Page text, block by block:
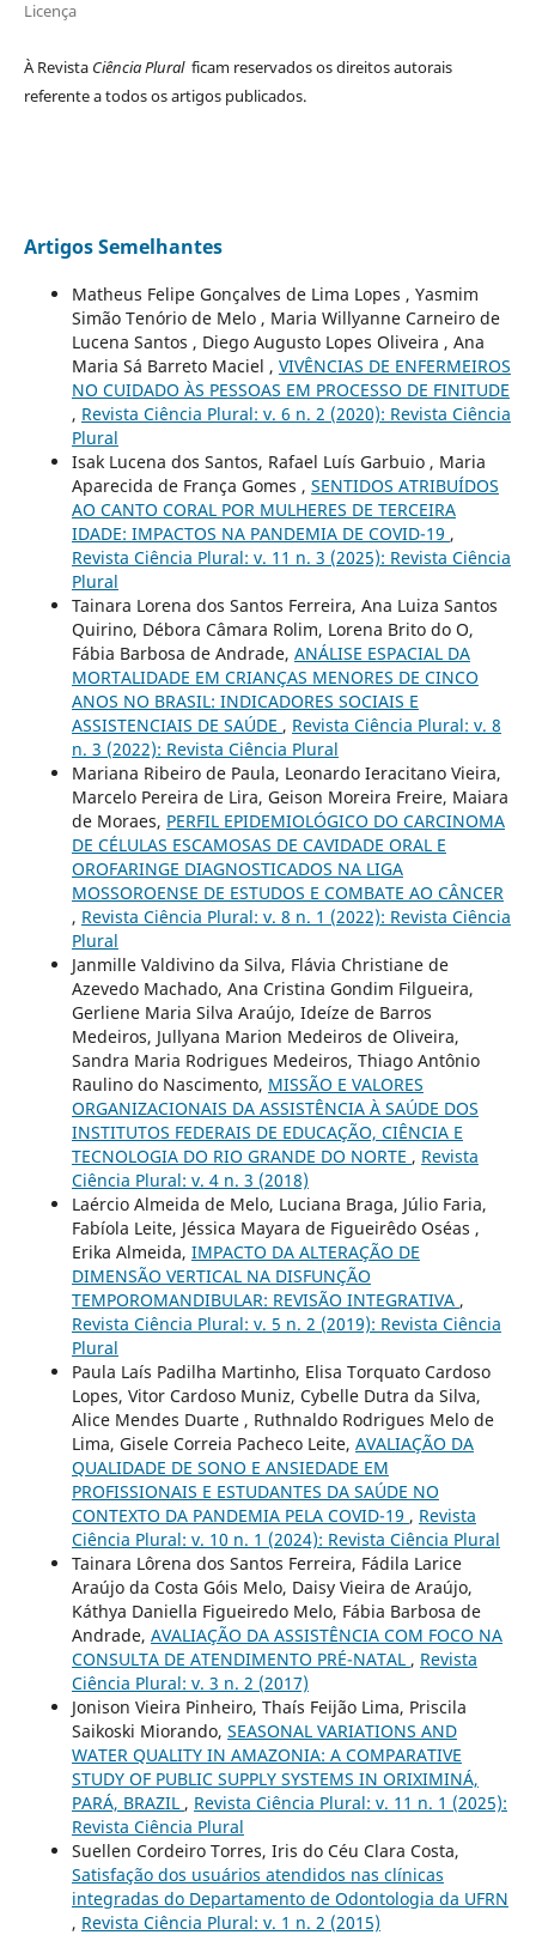
Licença
À Revista Ciência Plural ficam reservados os direitos autorais
referente a todos os artigos publicados.
Artigos Semelhantes
Matheus Felipe Gonçalves de Lima Lopes , Yasmim
Simão Tenório de Melo , Maria Willyanne Carneiro de
Lucena Santos , Diego Augusto Lopes Oliveira , Ana
Maria Sá Barreto Maciel , VIVÊNCIAS DE ENFERMEIROS
NO CUIDADO ÀS PESSOAS EM PROCESSO DE FINITUDE
, Revista Ciência Plural: v. 6 n. 2 (2020): Revista Ciência
Plural
Isak Lucena dos Santos, Rafael Luís Garbuio , Maria
Aparecida de França Gomes , SENTIDOS ATRIBUÍDOS
AO CANTO CORAL POR MULHERES DE TERCEIRA
IDADE: IMPACTOS NA PANDEMIA DE COVID-19 ,
Revista Ciência Plural: v. 11 n. 3 (2025): Revista Ciência
Plural
Tainara Lorena dos Santos Ferreira, Ana Luiza Santos
Quirino, Débora Câmara Rolim, Lorena Brito do O,
Fábia Barbosa de Andrade, ANÁLISE ESPACIAL DA
MORTALIDADE EM CRIANÇAS MENORES DE CINCO
ANOS NO BRASIL: INDICADORES SOCIAIS E
ASSISTENCIAIS DE SAÚDE , Revista Ciência Plural: v. 8
n. 3 (2022): Revista Ciência Plural
Mariana Ribeiro de Paula, Leonardo Ieracitano Vieira,
Marcelo Pereira de Lira, Geison Moreira Freire, Maiara
de Moraes, PERFIL EPIDEMIOLÓGICO DO CARCINOMA
DE CÉLULAS ESCAMOSAS DE CAVIDADE ORAL E
OROFARINGE DIAGNOSTICADOS NA LIGA
MOSSOROENSE DE ESTUDOS E COMBATE AO CÂNCER
, Revista Ciência Plural: v. 8 n. 1 (2022): Revista Ciência
Plural
Janmille Valdivino da Silva, Flávia Christiane de
Azevedo Machado, Ana Cristina Gondim Filgueira,
Gerliene Maria Silva Araújo, Ideíze de Barros
Medeiros, Jullyana Marion Medeiros de Oliveira,
Sandra Maria Rodrigues Medeiros, Thiago Antônio
Raulino do Nascimento, MISSÃO E VALORES
ORGANIZACIONAIS DA ASSISTÊNCIA À SAÚDE DOS
INSTITUTOS FEDERAIS DE EDUCAÇÃO, CIÊNCIA E
TECNOLOGIA DO RIO GRANDE DO NORTE , Revista
Ciência Plural: v. 4 n. 3 (2018)
Laércio Almeida de Melo, Luciana Braga, Júlio Faria,
Fabíola Leite, Jéssica Mayara de Figueirêdo Oséas ,
Erika Almeida, IMPACTO DA ALTERAÇÃO DE
DIMENSÃO VERTICAL NA DISFUNÇÃO
TEMPOROMANDIBULAR: REVISÃO INTEGRATIVA ,
Revista Ciência Plural: v. 5 n. 2 (2019): Revista Ciência
Plural
Paula Laís Padilha Martinho, Elisa Torquato Cardoso
Lopes, Vitor Cardoso Muniz, Cybelle Dutra da Silva,
Alice Mendes Duarte , Ruthnaldo Rodrigues Melo de
Lima, Gisele Correia Pacheco Leite, AVALIAÇÃO DA
QUALIDADE DE SONO E ANSIEDADE EM
PROFISSIONAIS E ESTUDANTES DA SAÚDE NO
CONTEXTO DA PANDEMIA PELA COVID-19 , Revista
Ciência Plural: v. 10 n. 1 (2024): Revista Ciência Plural
Tainara Lôrena dos Santos Ferreira, Fádila Larice
Araújo da Costa Góis Melo, Daisy Vieira de Araújo,
Káthya Daniella Figueiredo Melo, Fábia Barbosa de
Andrade, AVALIAÇÃO DA ASSISTÊNCIA COM FOCO NA
CONSULTA DE ATENDIMENTO PRÉ-NATAL , Revista
Ciência Plural: v. 3 n. 2 (2017)
Jonison Vieira Pinheiro, Thaís Feijão Lima, Priscila
Saikoski Miorando, SEASONAL VARIATIONS AND
WATER QUALITY IN AMAZONIA: A COMPARATIVE
STUDY OF PUBLIC SUPPLY SYSTEMS IN ORIXIMINÁ,
PARÁ, BRAZIL , Revista Ciência Plural: v. 11 n. 1 (2025):
Revista Ciência Plural
Suellen Cordeiro Torres, Iris do Céu Clara Costa,
Satisfação dos usuários atendidos nas clínicas
integradas do Departamento de Odontologia da UFRN
, Revista Ciência Plural: v. 1 n. 2 (2015)